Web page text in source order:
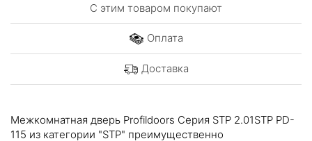
С этим товаром покупают
Оплата
Доставка
Межкомнатная дверь Profildoors Серия STP 2.01STP PD-
115 из категории "STP" преимущественно